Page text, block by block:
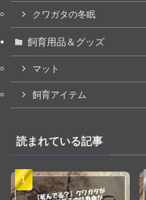
クワガタの冬眠
飼育用品＆グッズ
マット
飼育アイテム
読まれている記事